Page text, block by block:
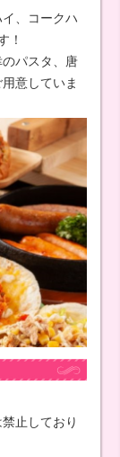
、コークハ
！
パスタ、唐
意していま
止しており